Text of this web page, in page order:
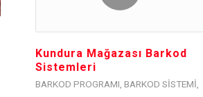
Kundura Mağazası Barkod
Sistemleri
BARKOD PROGRAMI, BARKOD SISTEMI,